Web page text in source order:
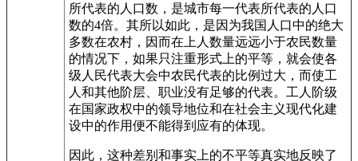
所代表的人口数，是城市每一代表所代表的人口
数的4倍。其所以如此，是因为我国人口中的绝大
多数在农村，因而在上人数量远远小于农民数量
的情况下，如果只注重形式上的平等，就会使各
级人民代表大会中农民代表的比例过大，而使工
人和其他阶层、职业没有足够的代表。工人阶级
在国家政权中的领导地位和在社会主义现代化建
设中的作用便不能得到应有的体现。
因此，这种差别和事实上的不平等真实地反映了